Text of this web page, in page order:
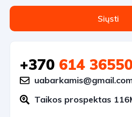
Siųsti
+370 614
Taikos prospektas